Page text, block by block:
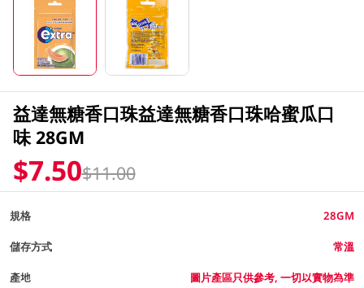
益達無糖香口珠益達無糖香口珠哈蜜瓜口
味 28GM
$7.50$11.00
規格 28GM
儲存方式 常溫
產地 圖片產區只供參考, 一切以實物為準